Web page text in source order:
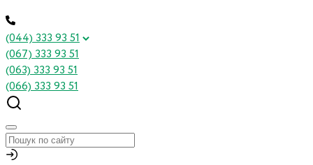
(044) 333 93 51
(067) 333 93 51
(063) 333 93 51
(066) 333 93 51